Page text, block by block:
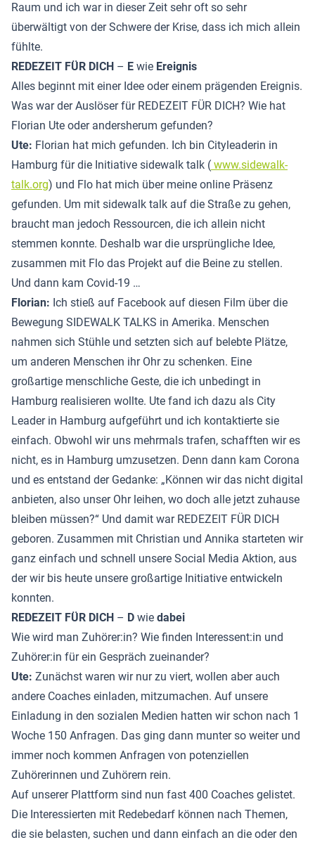
Raum und ich war in dieser Zeit sehr oft so sehr
überwältigt von der Schwere der Krise, dass ich mich allein
fühlte.
REDEZEIT FÜR DICH – E wie Ereignis
Alles beginnt mit einer Idee oder einem prägenden Ereignis.
Was war der Auslöser für REDEZEIT FÜR DICH? Wie hat
Florian Ute oder andersherum gefunden?
Ute: Florian hat mich gefunden. Ich bin Cityleaderin in
Hamburg für die Initiative sidewalk talk ( www.sidewalk-
talk.org) und Flo hat mich über meine online Präsenz
gefunden. Um mit sidewalk talk auf die Straße zu gehen,
braucht man jedoch Ressourcen, die ich allein nicht
stemmen konnte. Deshalb war die ursprüngliche Idee,
zusammen mit Flo das Projekt auf die Beine zu stellen.
Und dann kam Covid-19 …
Florian: Ich stieß auf Facebook auf diesen Film über die
Bewegung SIDEWALK TALKS in Amerika. Menschen
nahmen sich Stühle und setzten sich auf belebte Plätze,
um anderen Menschen ihr Ohr zu schenken. Eine
großartige menschliche Geste, die ich unbedingt in
Hamburg realisieren wollte. Ute fand ich dazu als City
Leader in Hamburg aufgeführt und ich kontaktierte sie
einfach. Obwohl wir uns mehrmals trafen, schafften wir es
nicht, es in Hamburg umzusetzen. Denn dann kam Corona
und es entstand der Gedanke: „Können wir das nicht digital
anbieten, also unser Ohr leihen, wo doch alle jetzt zuhause
bleiben müssen?“ Und damit war REDEZEIT FÜR DICH
geboren. Zusammen mit Christian und Annika starteten wir
ganz einfach und schnell unsere Social Media Aktion, aus
der wir bis heute unsere großartige Initiative entwickeln
konnten.
REDEZEIT FÜR DICH – D wie dabei
Wie wird man Zuhörer:in? Wie finden Interessent:in und
Zuhörer:in für ein Gespräch zueinander?
Ute: Zunächst waren wir nur zu viert, wollen aber auch
andere Coaches einladen, mitzumachen. Auf unsere
Einladung in den sozialen Medien hatten wir schon nach 1
Woche 150 Anfragen. Das ging dann munter so weiter und
immer noch kommen Anfragen von potenziellen
Zuhörerinnen und Zuhörern rein.
Auf unserer Plattform sind nun fast 400 Coaches gelistet.
Die Interessierten mit Redebedarf können nach Themen,
die sie belasten, suchen und dann einfach an die oder den